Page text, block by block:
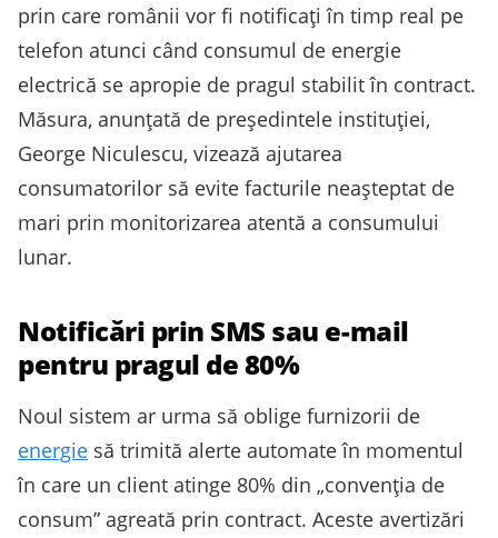
prin care românii vor fi notificați în timp real pe
telefon atunci când consumul de energie
electrică se apropie de pragul stabilit în contract.
Măsura, anunțată de președintele instituției,
George Niculescu, vizează ajutarea
consumatorilor să evite facturile neașteptat de
mari prin monitorizarea atentă a consumului
lunar.
Notificări prin SMS sau e-mail
pentru pragul de 80%
Noul sistem ar urma să oblige furnizorii de
energie să trimită alerte automate în momentul
în care un client atinge 80% din „convenția de
consum” agreată prin contract. Aceste avertizări